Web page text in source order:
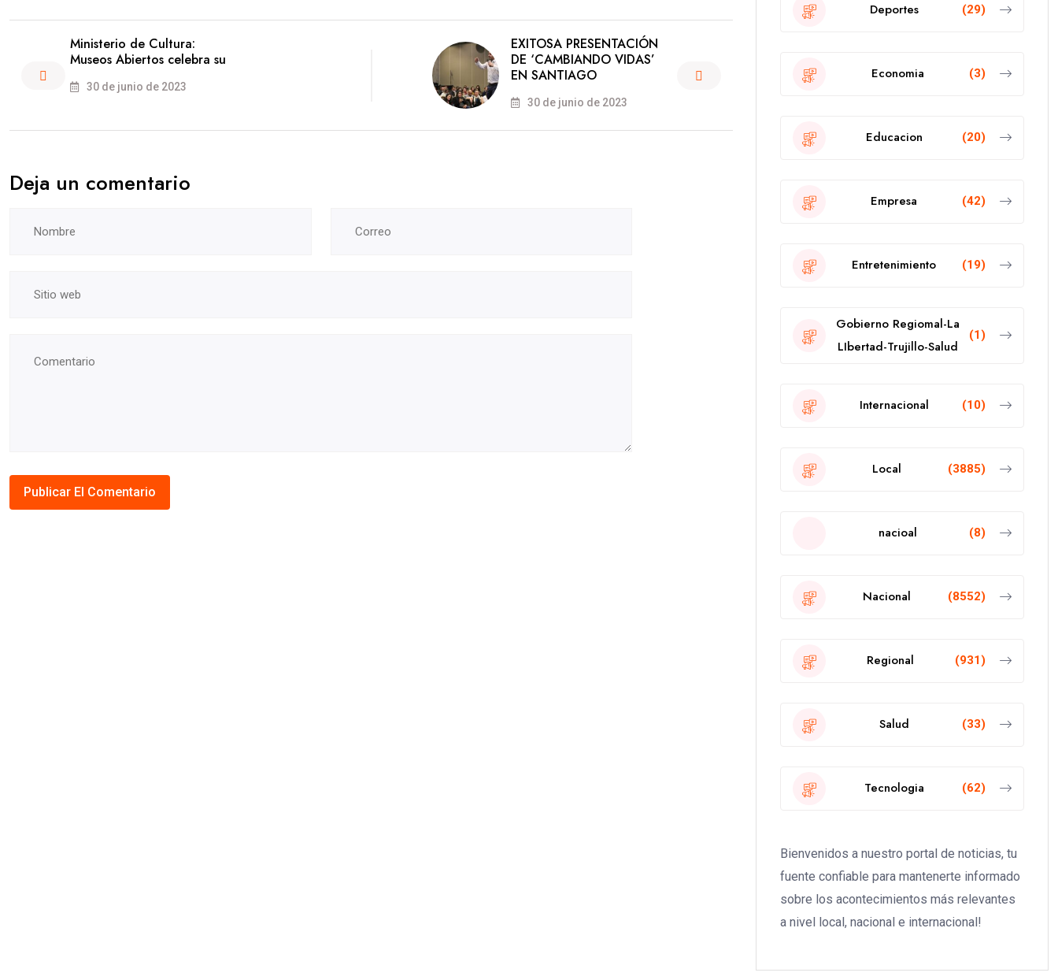
Ministerio de Cultura:
Museos Abiertos celebra su
30 de junio de 2023
EXITOSA PRESENTACIÓN
DE ‘CAMBIANDO VIDAS’
EN SANTIAGO
30 de junio de 2023
Deja un comentario
Deportes (29)
Economia (3)
Educacion (20)
Empresa (42)
Entretenimiento (19)
Gobierno Regiomal-La
LIbertad-Trujillo-Salud
(1)
Internacional (10)
Local (3885)
nacioal (8)
Nacional (8552)
Regional (931)
Salud (33)
Tecnologia (62)
Bienvenidos a nuestro portal de noticias, tu
fuente confiable para mantenerte informado
sobre los acontecimientos más relevantes
a nivel local, nacional e internacional!